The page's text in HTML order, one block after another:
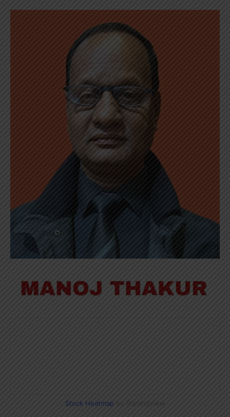
Stock Heatmap by TradingView